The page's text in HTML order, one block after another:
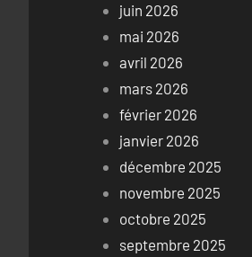
juin 2026
mai 2026
avril 2026
mars 2026
février 2026
janvier 2026
décembre 2025
novembre 2025
octobre 2025
septembre 2025